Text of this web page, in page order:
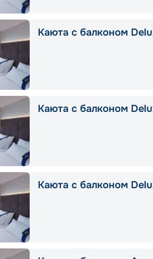
Каюта с балконом
Каюта с балконом
Каюта с балконом